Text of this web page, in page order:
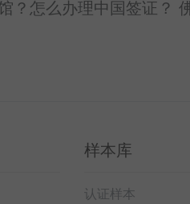
？怎么办理中国签证？
样本库
认证样本